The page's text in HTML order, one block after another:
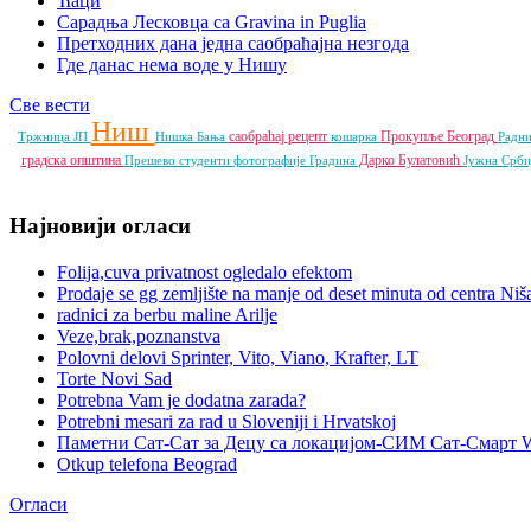
Сарадња Лесковца са Gravina in Puglia
Претходних дана једна саобраћајна незгода
Где данас нема воде у Нишу
Све вести
Тржница ЈП Ниш Нишка Бања саобраћај рецепт кошарка Прокупље Београд
градска општина Прешево студенти фотографије Градина Дарко Булатовић Јужна
Најновији огласи
Folija,cuva privatnost ogledalo efektom
Prodaje se gg zemljište na manje od deset minuta od centra
radnici za berbu maline Arilje
Veze,brak,poznanstva
Polovni delovi Sprinter, Vito, Viano, Krafter, LT
Torte Novi Sad
Potrebna Vam je dodatna zarada?
Potrebni mesari za rad u Sloveniji i Hrvatskoj
Паметни Сат-Сат за Децу са локацијом-СИМ Сат-Смарт
Otkup telefona Beograd
Огласи